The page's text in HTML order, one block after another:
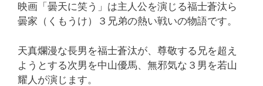
映画「曇天に笑う」は主人公を演じる福士蒼汰ら
曇家（くもうけ）３兄弟の熱い戦いの物語です。
天真爛漫な長男を福士蒼汰が、尊敬する兄を超え
ようとする次男を中山優馬、無邪気な３男を若山
耀人が演じます。